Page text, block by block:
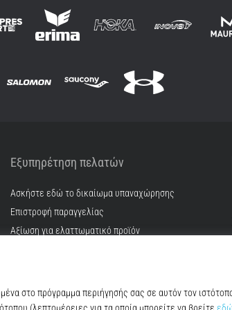
Εξυπηρέτηση πελατών
Ασκήστε εδώ το δικαίωμα υπαναχώρησης
Επιστροφή παραγγελίας
Αξίωση για ελαττωματικό προϊόν
Επικοινωνία
Συχνές ερωτήσεις